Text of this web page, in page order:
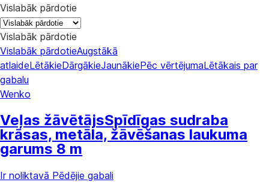
Vislabāk pārdotie
Vislabāk pārdotie
Vislabāk pārdotieAugstākā
atlaideLētākieDārgākieJaunākiePēc vērtējumaLētākais par
gabalu
Wenko
Veļas žāvētājsSpīdīgas sudraba
krāsas, metāla, žāvēšanas laukuma
garums 8 m
Ir noliktavā Pēdējie gabali